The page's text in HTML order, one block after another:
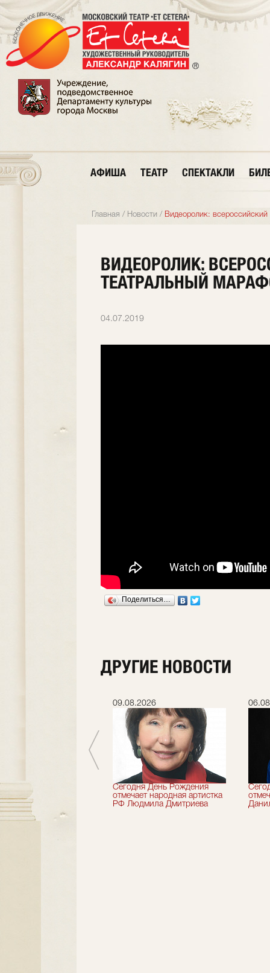
АФИША ТЕАТР СПЕКТАКЛИ
Главная / Новости / Видеоролик:
ВИДЕОРОЛИК:
ТЕАТРАЛЬНЫЙ
04.07.2019
Поделиться…
ДРУГИЕ НОВОСТИ
искусств
Николай Максимов
09.08.2026
Сегодня День Рождения
отмечает народная артистка
РФ Людмила Дмитриева